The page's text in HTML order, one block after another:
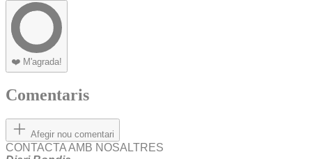
❤️ M'agrada!
Comentaris
Afegir nou comentari
CONTACTA AMB NOSALTRES